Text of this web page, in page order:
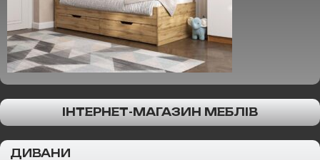
ІНТЕРНЕТ-МАГАЗИН МЕБЛІВ
ДИВАНИ